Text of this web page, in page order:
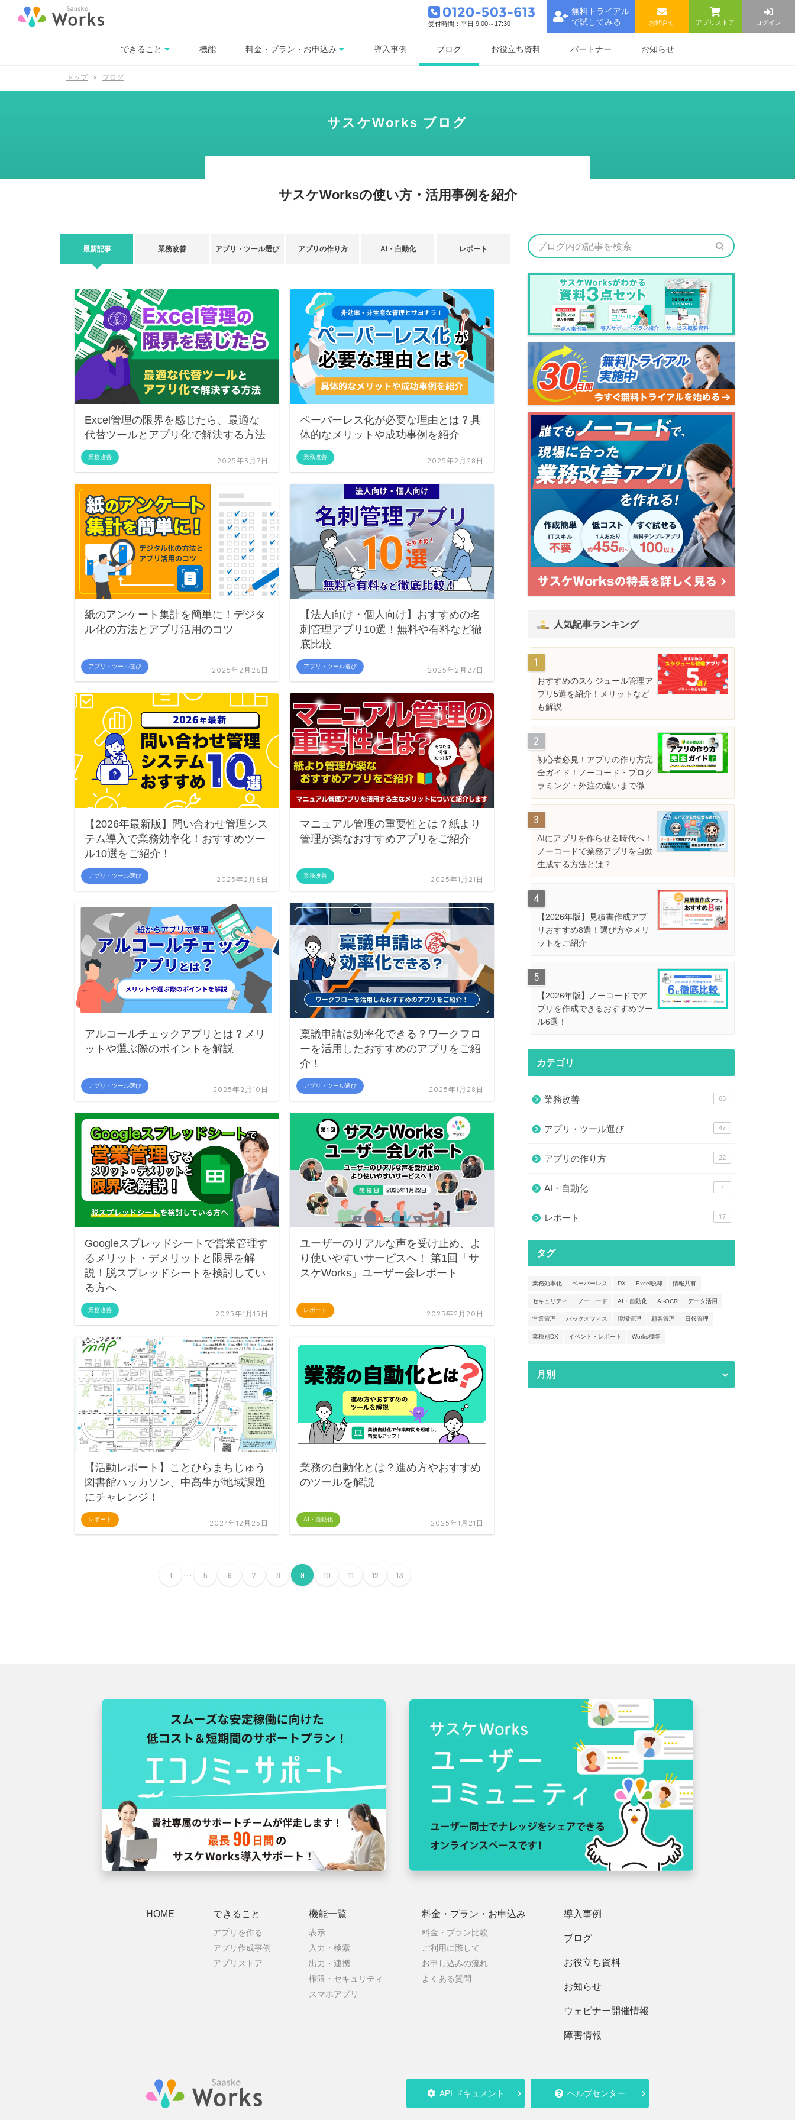
受付時間：平日 9:00～17:30
無料トライアル
で試してみる
お問合せ アプリストア ログイン
できること 機能 料金・プラン・お申込み 導入事例 ブログ お役立ち資料 パートナー お知らせ
トップ ブログ
サスケWorks ブログ
サスケWorksの使い方・活用事例を紹介
最新記事 業務改善 アプリ・ツール選び アプリの作り方 AI・自動化 レポート
業務改善
Excel管理の限界を感じたら、最適な
代替ツールとアプリ化で解決する方法
2025年3月7日 業務改善
ペーパーレス化が必要な理由とは？具
体的なメリットや成功事例を紹介
2025年2月28日
アプリ・ツール選び
紙のアンケート集計を簡単に！デジタ
ル化の方法とアプリ活用のコツ
2025年2月26日 アプリ・ツール選び
【法人向け・個人向け】おすすめの名
刺管理アプリ10選！無料や有料など徹
底比較
2025年2月27日
アプリ・ツール選び
【2026年最新版】問い合わせ管理シス
テム導入で業務効率化！おすすめツー
ル10選をご紹介！
2025年2月6日 業務改善
マニュアル管理の重要性とは？紙より
管理が楽なおすすめアプリをご紹介
2025年1月21日
アプリ・ツール選び
アルコールチェックアプリとは？メリ
ットや選ぶ際のポイントを解説
2025年2月10日 アプリ・ツール選び
稟議申請は効率化できる？ワークフロ
ーを活用したおすすめのアプリをご紹
介！
2025年1月28日
業務改善
Googleスプレッドシートで営業管理す
るメリット・デメリットと限界を解
説！脱スプレッドシートを検討してい
る方へ
2025年1月15日 レポート
ユーザーのリアルな声を受け止め、よ
り使いやすいサービスへ！ 第1回「サ
スケWorks」ユーザー会レポート
2025年2月20日
レポート
【活動レポート】ことひらまちじゅう
図書館ハッカソン、中高生が地域課題
にチャレンジ！
2024年12月25日 AI・自動化
業務の自動化とは？進め方やおすすめ
のツールを解説
2025年1月21日
1 5 6 7 8 9 10 11 12 13
業務改善
日報の書き方とは？記載する項目・ポ
イント・利用される手段を解説
2026年7月28日
で業務改善する方法を解説
2026年7月28日
業務改善
データ一元管理とは？必要な理由と進
め方をわかりやすく解説
企業にインシデント対策が必要な理由
2026年6月26日
業務改善
管理へ切り替えるメリットを解説
2026年6月26日
人気記事ランキング
おすすめのスケジュール管理ア
プリ5選を紹介！メリットなど
も解説
初心者必見！アプリの作り方完
全ガイド！ノーコード・プログ
ラミング・外注の違いまで徹底
解説
AIにアプリを作らせる時代へ！
ノーコードで業務アプリを自動
生成する方法とは？
【2026年版】見積書作成アプ
リおすすめ8選！選び方やメリ
ットをご紹介
【2026年版】ノーコードでア
プリを作成できるおすすめツー
ル6選！
カテゴリ
業務改善 63
アプリ・ツール選び 47
アプリの作り方 22
AI・自動化 7
レポート 17
タグ
業務効率化 ペーパーレス DX Excel脱却 情報共有
セキュリティ ノーコード AI・自動化 AI-OCR データ活用
営業管理 バックオフィス 現場管理 顧客管理 日報管理
業種別DX イベント・レポート Works機能
月別
HOME できること
アプリを作る
アプリ作成事例
アプリストア
機能一覧
表示
入力・検索
出力・連携
権限・セキュリティ
スマホアプリ
料金・プラン・ お申込み
料金・プラン比較
ご利用に際して
お申し込みの流れ
よくある質問
導入事例
ブログ
お役立ち資料
お知らせ
ウェビナー開催情報
障害情報
API ドキュメント ヘルプセンター